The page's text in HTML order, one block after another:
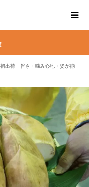
出荷 旨さ・噛み心地・姿が揃